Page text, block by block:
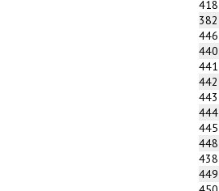
418
382
446
440
441
442
443
444
445
448
438
449